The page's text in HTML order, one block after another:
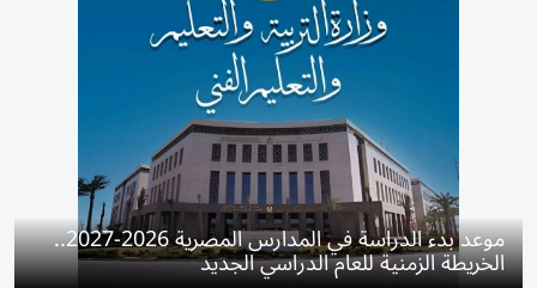
موعد بدء الدراسة في المدارس المصرية 2026-2027..
الخريطة الزمنية للعام الدراسي الجديد